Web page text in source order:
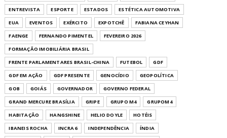
ENTREVISTA
ESPORTE ESTADOS
ESTÉTICA AUTOMOTIVA
EUA
EVENTOS EXÉRCITO EXPOTCHÊ
FABIANA CEYHAN
FAENGE
FERNANDO PIMENTEL
FEVEREIRO 2026
FORMAÇÃO IMOBILIÁRIA BRASIL
FRENTE PARLAMENTARES BRASIL-CHINA
FUTEBOL
GDF
GDF EM AÇÃO
GDF PRESENTE GENOCÍDIO
GEOPOLÍTICA
GOB
GOIÁS GOVERNADOR
GOVERNO FEDERAL
GRAND MERCURE BRASÍLIA
GRIPE GRUPO M4
GRUPOM4
HABITAÇÃO
HANGSHINE HELIO DOYLE
HOTÉIS
IBANEIS ROCHA
INCRA 6 INDEPENDÊNCIA
ÍNDIA